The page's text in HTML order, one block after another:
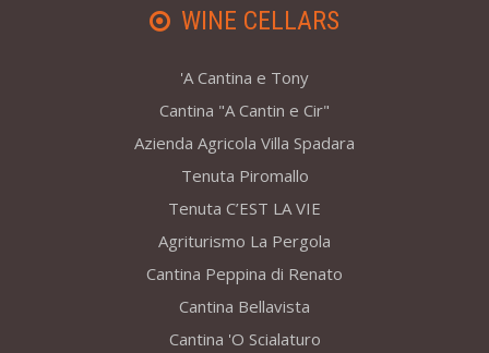
WINE CELLARS
'A Cantina e Tony
Cantina "A Cantin e Cir"
Azienda Agricola Villa Spadara
Tenuta Piromallo
Tenuta C’EST LA VIE
Agriturismo La Pergola
Cantina Peppina di Renato
Cantina Bellavista
Cantina 'O Scialaturo